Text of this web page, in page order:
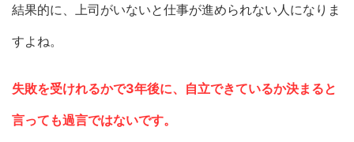
結果的に、上司がいないと仕事が進められない人になりま
すよね。
失敗を受けれるかで3年後に、自立できているか決まると
言っても過言ではないです。